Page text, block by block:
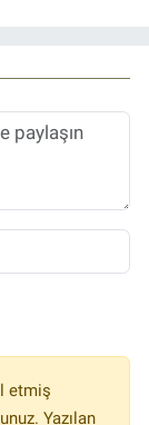
etmiş
Yazılan